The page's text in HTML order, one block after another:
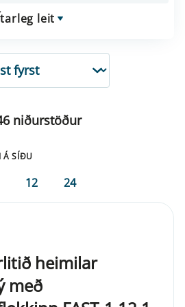
leit
niðurstöður
Á SÍÐU
12 24
heimilar
með